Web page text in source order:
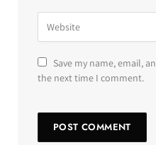
Save my name, email,
the next time I comment.